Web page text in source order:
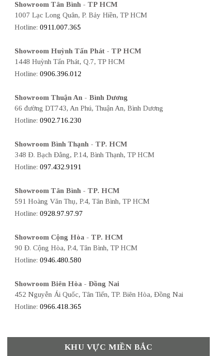
Showroom Tân Bình - TP HCM
1007 Lạc Long Quân, P. Bảy Hiền, TP HCM
Hotline: 0911.007.365
Showroom Huỳnh Tấn Phát - TP HCM
1448 Huỳnh Tấn Phát, Q.7, TP HCM
Hotline: 0906.396.012
Showroom Thuận An - Bình Dương
66 đường DT743, An Phú, Thuận An, Bình Dương
Hotline: 0902.716.230
Showroom Bình Thạnh - TP. HCM
348 Đ. Bạch Đằng, P.14, Bình Thạnh, TP HCM
Hotline: 097.432.9191
Showroom Tân Bình - TP. HCM
591 Hoàng Văn Thụ, P.4, Tân Bình, TP HCM
Hotline: 0928.97.97.97
Showroom Cộng Hòa - TP. HCM
90 Đ. Cộng Hòa, P.4, Tân Bình, TP HCM
Hotline: 0946.480.580
Showroom Biên Hòa - Đồng Nai
452 Nguyễn Ái Quốc, Tân Tiến, TP. Biên Hòa, Đồng Nai
Hotline: 0966.418.365
KHU VỰC MIỀN BẮC